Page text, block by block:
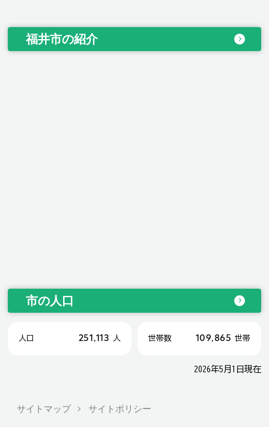
福井市の紹介
市の人口
人口 251,113 人 世帯数 109,865 世帯
2026年5月1日現在
サイトマップ サイトポリシー